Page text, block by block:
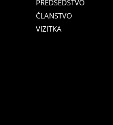
PREDSEDSTVO
ČLANSTVO
VIZITKA